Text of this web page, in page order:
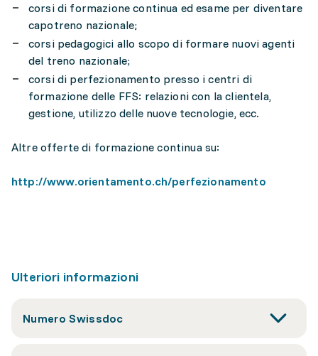
corsi di formazione continua ed esame per diventare
capotreno nazionale;
corsi pedagogici allo scopo di formare nuovi agenti
del treno nazionale;
corsi di perfezionamento presso i centri di
formazione delle FFS: relazioni con la clientela,
gestione, utilizzo delle nuove tecnologie, ecc.
Altre offerte di formazione continua su:
http://www.orientamento.ch/perfezionamento
Ulteriori informazioni
Numero Swissdoc